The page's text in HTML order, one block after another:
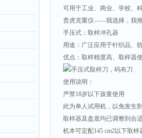
可用于工业、商业、学校、
贵虎克重仪——我选择，我
手压式：取样冲孔器
用途：广泛应用于针织品、
优点：取样精度高、取样器
使用说明：
严禁18岁以下孩童使用
此为单人试用机，以免发生
取样器及盘底均已调整到合
机本可定配145 cm2以下取样